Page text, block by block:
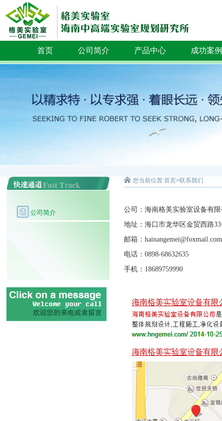
首页 公司简介 产品中心 成功案例
公司简介
您当前位置:首页>联系我们
公司： 海南格美实验室设备有
地址： 海口市龙华区金贸西路
邮箱： hainangemei@foxmail.com
电话： 0898-68632635
手机： 18689759990